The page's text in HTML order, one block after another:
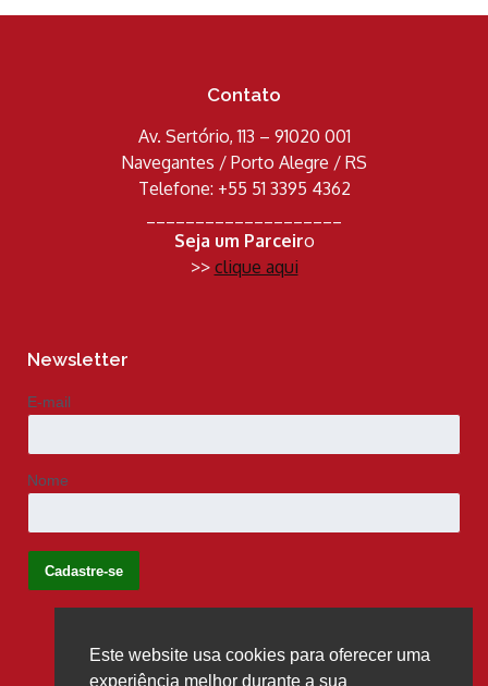
Contato
Av. Sertório, 113 – 91020 001
Navegantes / Porto Alegre / RS
Telefone: +55 51 3395 4362
Seja um Parceiro
>> clique aqui
Newsletter
E-mail
Nome
Siga-nos
Este website usa cookies para oferecer uma
experiência melhor durante a sua